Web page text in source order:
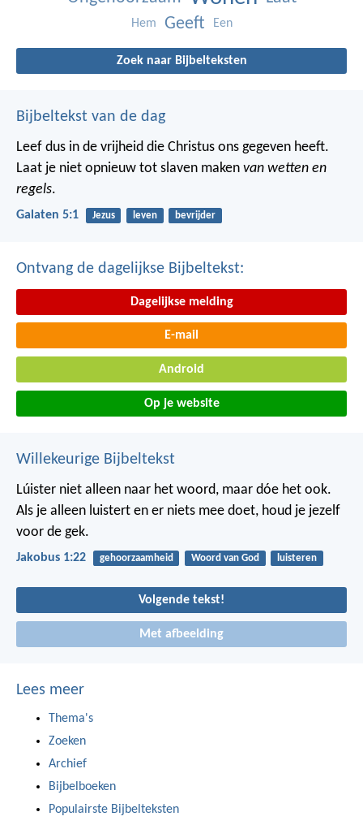
Hem Geeft Een
Zoek naar Bijbelteksten
Bijbeltekst van de dag
Leef dus in de vrijheid die Christus ons gegeven heeft.
Laat je niet opnieuw tot slaven maken van wetten en
regels.
Galaten 5:1 Jezus leven bevrijder
Ontvang de dagelijkse Bijbeltekst:
Dagelijkse melding
E-mail
Android
Op je website
Willekeurige Bijbeltekst
Lúister niet alleen naar het woord, maar dóe het ook.
Als je alleen luistert en er niets mee doet, houd je jezelf
voor de gek.
Jakobus 1:22 gehoorzaamheid Woord van God luisteren
Volgende tekst!
Met afbeelding
Lees meer
Thema's
Zoeken
Archief
Bijbelboeken
Populairste Bijbelteksten